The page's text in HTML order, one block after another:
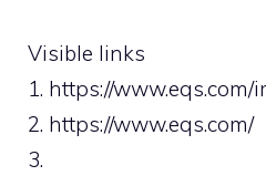
Visible links
1. https://
2. https://www.eqs.com/
3.